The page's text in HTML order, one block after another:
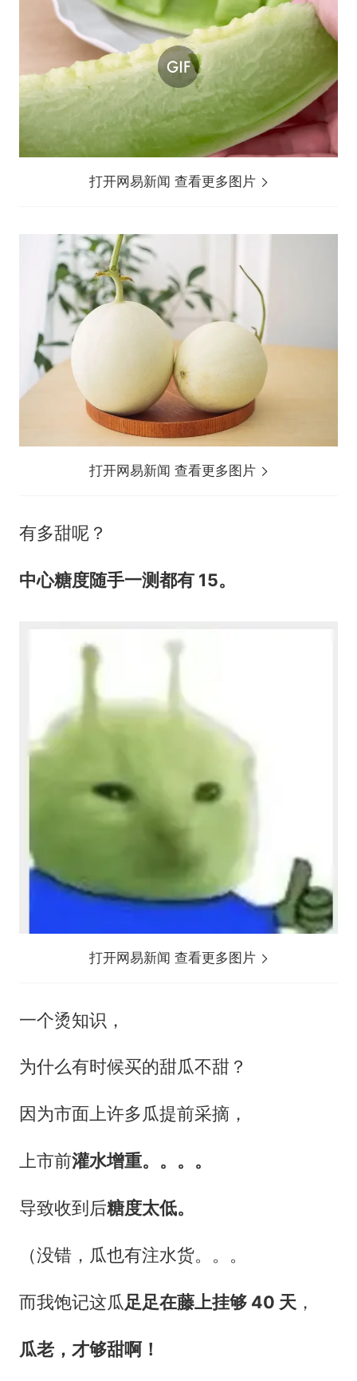
打开网易新闻 查看更多图片
打开网易新闻 查看更多图片
有多甜呢？
中心糖度随手一测都有 15。
打开网易新闻 查看更多图片
一个烫知识，
为什么有时候买的甜瓜不甜？
因为市面上许多瓜提前采摘，
上市前灌水增重。。。。
导致收到后糖度太低。
（没错，瓜也有注水货。。。
而我饱记这瓜足足在藤上挂够 40 天，
瓜老，才够甜啊！